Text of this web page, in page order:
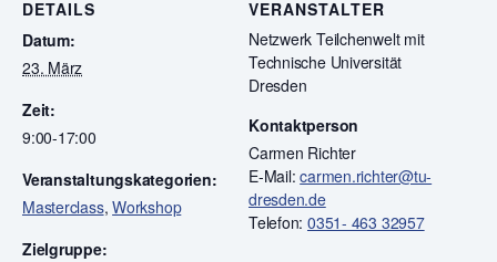
DETAILS
Datum:
23. März
Zeit:
9:00-17:00
Veranstaltungskategorien:
Masterclass,Workshop
Zielgruppe:
VERANSTALTER
Netzwerk Teilchenwelt mit
Technische Universität
Dresden
Kontaktperson
Carmen Richter
E-Mail:carmen.richter@tu-
dresden.de
Telefon: 0351- 463 32957